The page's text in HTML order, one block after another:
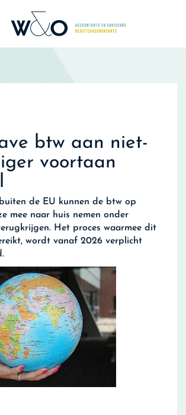
btw aan niet-
voortaan
de EU kunnen de btw op
mee naar huis nemen onder
Het proces waarmee dit
wordt vanaf 2026 verplicht